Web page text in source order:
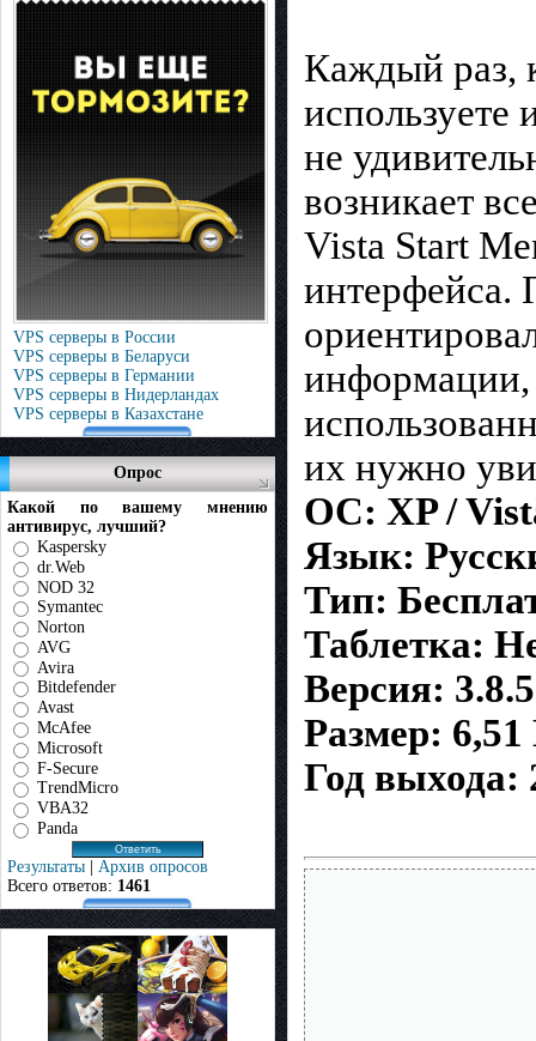
VPS серверы в России
VPS серверы в Беларуси
VPS серверы в Германии
VPS серверы в Нидерландах
VPS серверы в Казахстане
Опрос
Какой по вашему мнению
антивирус, лучший?
Kaspersky
dr.Web
NOD 32
Symantec
Norton
AVG
Avira
Bitdefender
Avast
McAfee
Microsoft
F-Secure
TrendMicro
VBA32
Panda
Результаты | Архив опросов
Всего ответов: 1461
Каждый раз,
используете
не
возникает
Vista Start
интерфейса.
информации,
их нужно
ОС: XP /
Язык:
Тип:
Таблетка:
Версия: 3.8.5
Размер:
Год выхода: